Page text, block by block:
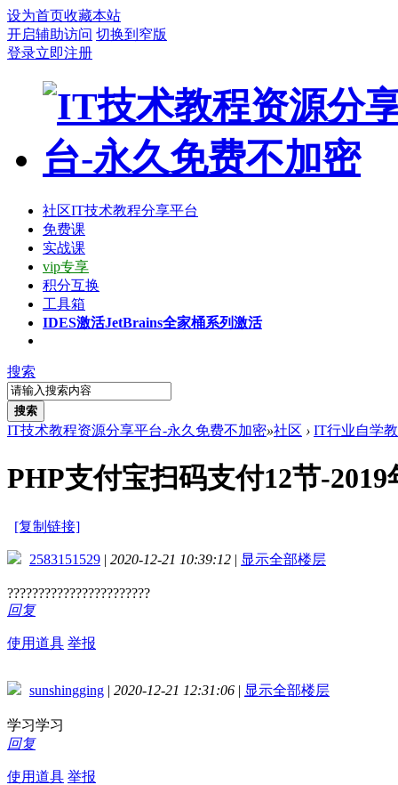
设为首页收藏本站
开启辅助访问 切换到窄版
登录立即注册
社区IT技术教程分享平台
免费课
实战课
vip专享
积分互换
工具箱
IDES激活JetBrains全家桶系列激活
搜索
搜索
IT技术教程资源分享平台-永久免费不加密»社区 › IT行业自学
PHP支付宝扫码支付12节-2019
[复制链接]
2583151529 | 2020-12-21 10:39:12 | 显示全部楼层
???????????????????????
回复
使用道具 举报
sunshingging | 2020-12-21 12:31:06 | 显示全部楼层
学习学习
回复
使用道具 举报